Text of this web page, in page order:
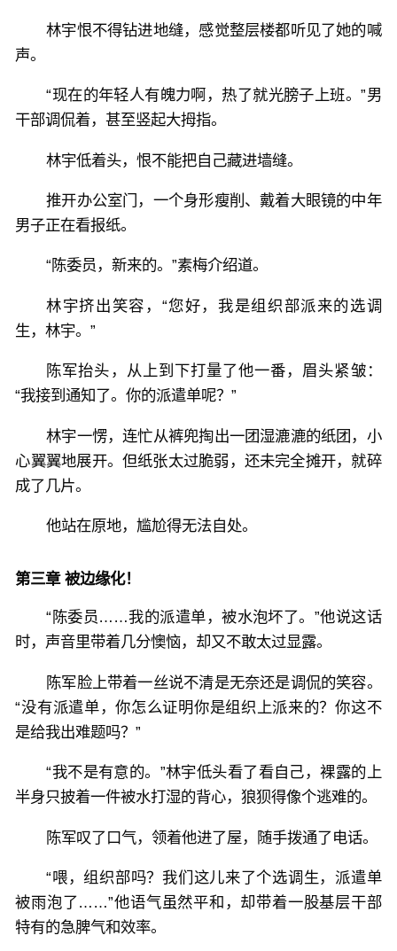
林宇恨不得钻进地缝，感觉整层楼都听见了她的喊
声。
“现在的年轻人有魄力啊，热了就光膀子上班。”男
干部调侃着，甚至竖起大拇指。
林宇低着头，恨不能把自己藏进墙缝。
推开办公室门，一个身形瘦削、戴着大眼镜的中年
男子正在看报纸。
“陈委员，新来的。”素梅介绍道。
林宇挤出笑容，“您好，我是组织部派来的选调
生，林宇。”
陈军抬头，从上到下打量了他一番，眉头紧皱：
“我接到通知了。你的派遣单呢？”
林宇一愣，连忙从裤兜掏出一团湿漉漉的纸团，小
心翼翼地展开。但纸张太过脆弱，还未完全摊开，就碎
成了几片。
他站在原地，尴尬得无法自处。
第三章 被边缘化！
“陈委员……我的派遣单，被水泡坏了。”他说这话
时，声音里带着几分懊恼，却又不敢太过显露。
陈军脸上带着一丝说不清是无奈还是调侃的笑容。
“没有派遣单，你怎么证明你是组织上派来的？你这不
是给我出难题吗？”
“我不是有意的。”林宇低头看了看自己，裸露的上
半身只披着一件被水打湿的背心，狼狈得像个逃难的。
陈军叹了口气，领着他进了屋，随手拨通了电话。
“喂，组织部吗？我们这儿来了个选调生，派遣单
被雨泡了……”他语气虽然平和，却带着一股基层干部
特有的急脾气和效率。